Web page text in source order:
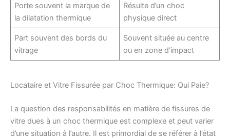
Porte souvent la marque de
la dilatation thermique
Résulte d’un choc
physique direct
Part souvent des bords du
vitrage
Souvent située au centre
ou en zone d’impact
Locataire et Vitre Fissurée par Choc Thermique: Qui Paie?
La question des responsabilités en matière de fissures de
vitre dues à un choc thermique est complexe et peut varier
d’une situation à l’autre. Il est primordial de se référer à l’état